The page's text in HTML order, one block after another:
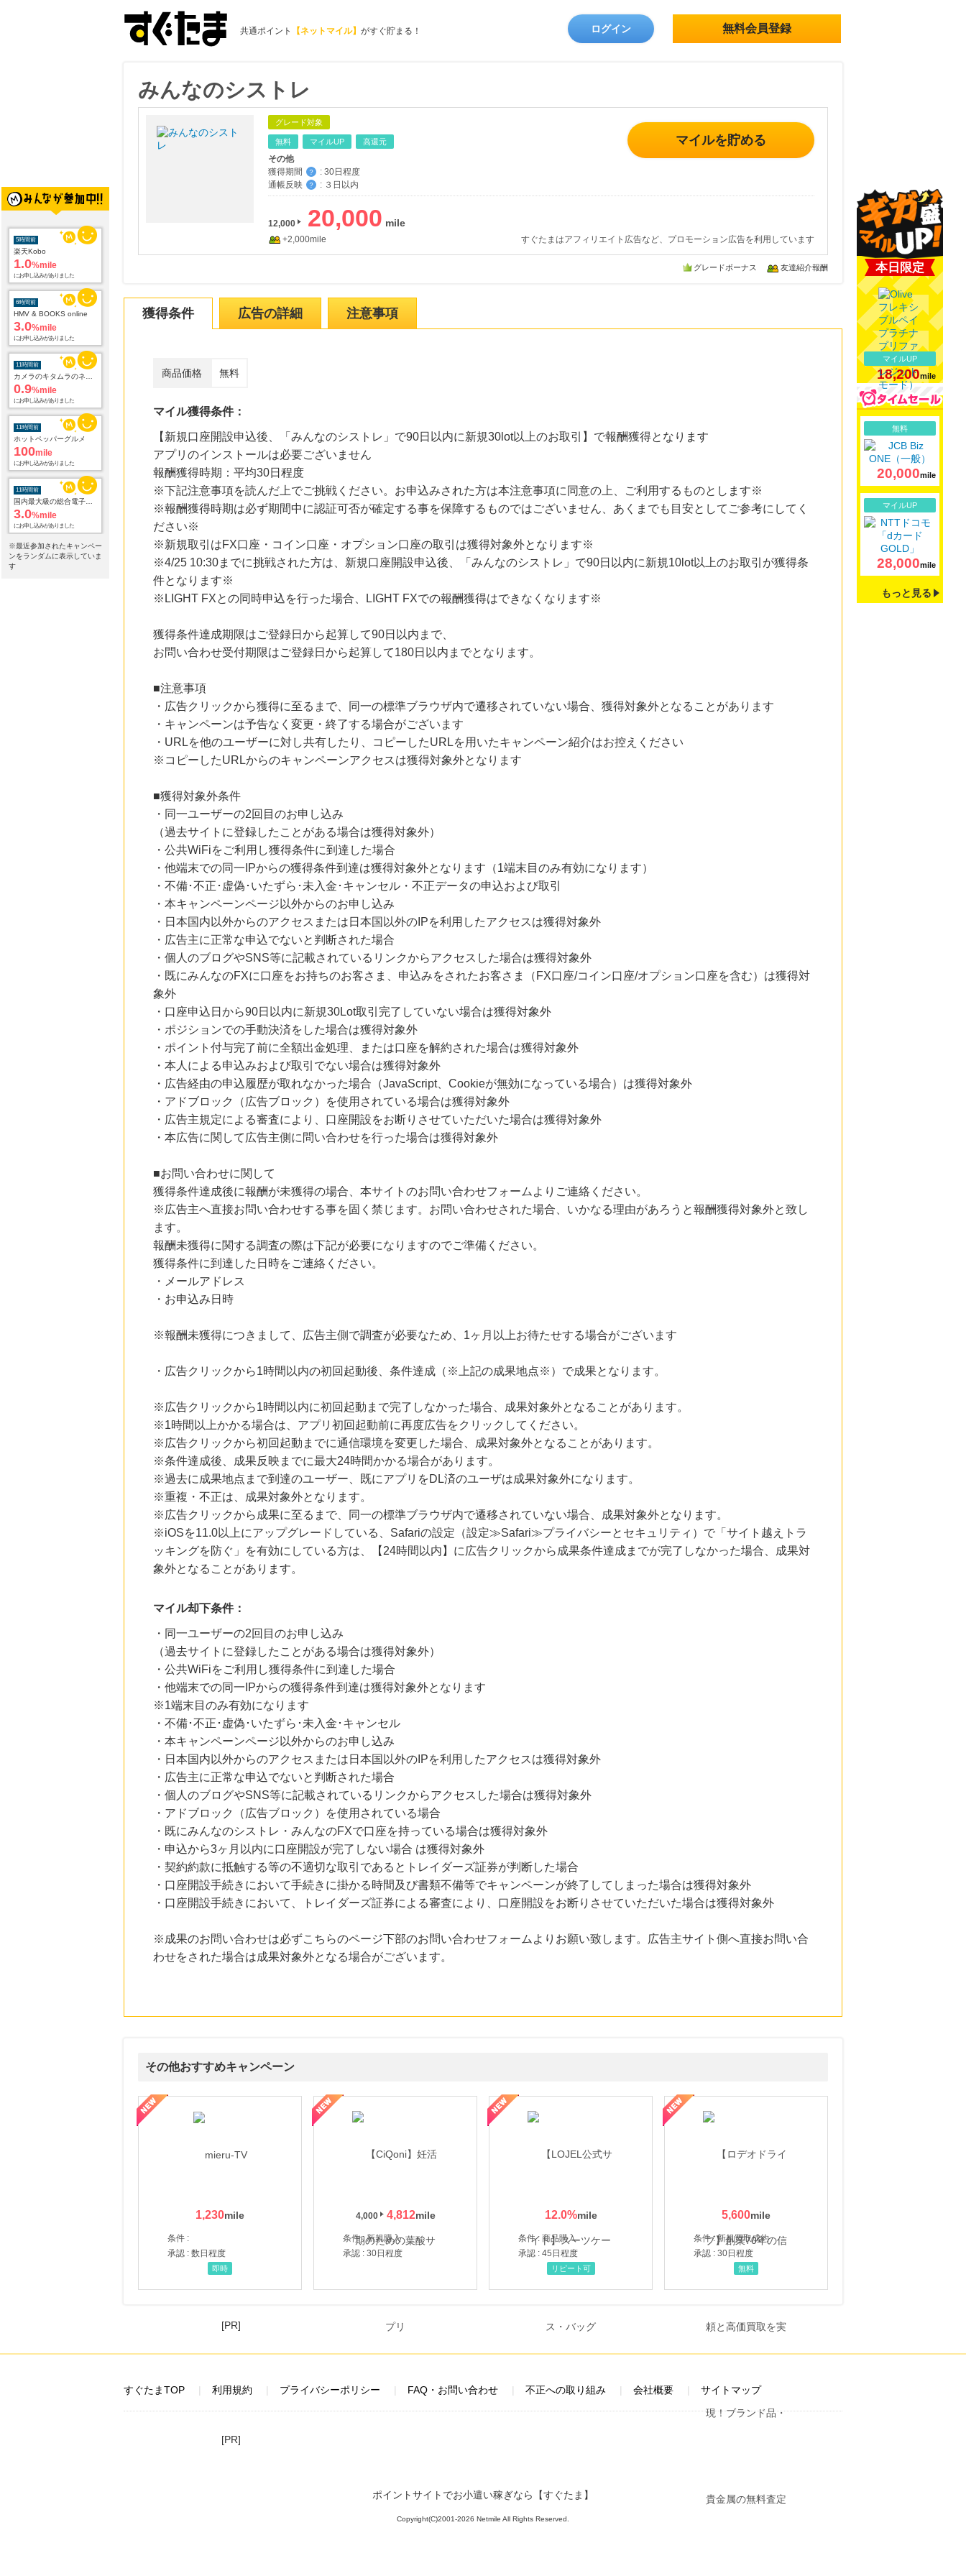
共通ポイント 【ネットマイル】 がすぐ貯まる！ ログイン 無料会員登録
6時間前
HMV & BOOKS online
3.0%mile
にお申し込みがありました
11時間前
カメラのキタムラのネットショップ
0.9%mile
にお申し込みがありました
11時間前
ホットペッパーグルメ
100mile
にお申し込みがありました
11時間前
3.0%mile
にお申し込みがありました
11時間前
Yahoo!ショッピング
2.0%mile
にお申し込みがありました
11時間前
Qoo10
※最近参加されたキャンペー
ンをランダムに表示していま
す
みんなのシストレ
グレード対象
無料 マイルUP 高還元
その他
獲得期間
？ : 30日程度
通帳反映
？ : ３日以内
マイルを貯める
12,000 20,000
+2,000mile すぐたまはアフィリエイト広告など、プロモーション広告を利用しています
グレードボーナス 友達紹介報酬
獲得条件 広告の詳細 注意事項
商品価格 無料
マイル獲得条件：
【新規口座開設申込後、「みんなのシストレ」で90日以内に新規30lot以上のお取引】で報酬獲得となります
アプリのインストールは必要ございません
報酬獲得時期：平均30日程度
※下記注意事項を読んだ上でご挑戦ください。お申込みされた方は本注意事項に同意の上、ご利用するものとします※
※報酬獲得時期は必ず期間中に認証可否が確定する事を保障するものではございません、あくまでも目安としてご参考にしてく
ださい※
※新規取引はFX口座・コイン口座・オプション口座の取引は獲得対象外となります※
※4/25 10:30までに挑戦された方は、新規口座開設申込後、「みんなのシストレ」で90日以内に新規10lot以上のお取引が獲得条
件となります※
※LIGHT FXとの同時申込を行った場合、LIGHT FXでの報酬獲得はできなくなります※
獲得条件達成期限はご登録日から起算して90日以内まで、
お問い合わせ受付期限はご登録日から起算して180日以内までとなります。
■注意事項
・広告クリックから獲得に至るまで、同一の標準ブラウザ内で遷移されていない場合、獲得対象外となることがあります
・キャンペーンは予告なく変更・終了する場合がございます
・URLを他のユーザーに対し共有したり、コピーしたURLを用いたキャンペーン紹介はお控えください
※コピーしたURLからのキャンペーンアクセスは獲得対象外となります
■獲得対象外条件
・同一ユーザーの2回目のお申し込み
（過去サイトに登録したことがある場合は獲得対象外）
・公共WiFiをご利用し獲得条件に到達した場合
・他端末での同一IPからの獲得条件到達は獲得対象外となります（1端末目のみ有効になります）
・不備･不正･虚偽･いたずら･未入金･キャンセル・不正データの申込および取引
・本キャンペーンページ以外からのお申し込み
・日本国内以外からのアクセスまたは日本国以外のIPを利用したアクセスは獲得対象外
・広告主に正常な申込でないと判断された場合
・個人のブログやSNS等に記載されているリンクからアクセスした場合は獲得対象外
・既にみんなのFXに口座をお持ちのお客さま、申込みをされたお客さま（FX口座/コイン口座/オプション口座を含む）は獲得対
象外
・口座申込日から90日以内に新規30Lot取引完了していない場合は獲得対象外
・ポジションでの手動決済をした場合は獲得対象外
・ポイント付与完了前に全額出金処理、または口座を解約された場合は獲得対象外
・本人による申込みおよび取引でない場合は獲得対象外
・広告経由の申込履歴が取れなかった場合（JavaScript、Cookieが無効になっている場合）は獲得対象外
・アドブロック（広告ブロック）を使用されている場合は獲得対象外
・広告主規定による審査により、口座開設をお断りさせていただいた場合は獲得対象外
・本広告に関して広告主側に問い合わせを行った場合は獲得対象外
■お問い合わせに関して
獲得条件達成後に報酬が未獲得の場合、本サイトのお問い合わせフォームよりご連絡ください。
※広告主へ直接お問い合わせする事を固く禁じます。お問い合わせされた場合、いかなる理由があろうと報酬獲得対象外と致し
ます。
報酬未獲得に関する調査の際は下記が必要になりますのでご準備ください。
獲得条件に到達した日時をご連絡ください。
・メールアドレス
・お申込み日時
※報酬未獲得につきまして、広告主側で調査が必要なため、1ヶ月以上お待たせする場合がございます
・広告クリックから1時間以内の初回起動後、条件達成（※上記の成果地点※）で成果となります。
※広告クリックから1時間以内に初回起動まで完了しなかった場合、成果対象外となることがあります。
※1時間以上かかる場合は、アプリ初回起動前に再度広告をクリックしてください。
※広告クリックから初回起動までに通信環境を変更した場合、成果対象外となることがあります。
※条件達成後、成果反映までに最大24時間かかる場合があります。
※過去に成果地点まで到達のユーザー、既にアプリをDL済のユーザは成果対象外になります。
※重複・不正は、成果対象外となります。
※広告クリックから成果に至るまで、同一の標準ブラウザ内で遷移されていない場合、成果対象外となります。
※iOSを11.0以上にアップグレードしている、Safariの設定（設定≫Safari≫プライバシーとセキュリティ）で「サイト越えトラ
ッキングを防ぐ」を有効にしている方は、【24時間以内】に広告クリックから成果条件達成までが完了しなかった場合、成果対
象外となることがあります。
マイル却下条件：
・同一ユーザーの2回目のお申し込み
（過去サイトに登録したことがある場合は獲得対象外）
・公共WiFiをご利用し獲得条件に到達した場合
・他端末での同一IPからの獲得条件到達は獲得対象外となります
※1端末目のみ有効になります
・不備･不正･虚偽･いたずら･未入金･キャンセル
・本キャンペーンページ以外からのお申し込み
・日本国内以外からのアクセスまたは日本国以外のIPを利用したアクセスは獲得対象外
・広告主に正常な申込でないと判断された場合
・個人のブログやSNS等に記載されているリンクからアクセスした場合は獲得対象外
・アドブロック（広告ブロック）を使用されている場合
・既にみんなのシストレ・みんなのFXで口座を持っている場合は獲得対象外
・申込から3ヶ月以内に口座開設が完了しない場合 は獲得対象外
・契約約款に抵触する等の不適切な取引であるとトレイダーズ証券が判断した場合
・口座開設手続きにおいて手続きに掛かる時間及び書類不備等でキャンペーンが終了してしまった場合は獲得対象外
・口座開設手続きにおいて、トレイダーズ証券による審査により、口座開設をお断りさせていただいた場合は獲得対象外
※成果のお問い合わせは必ずこちらのページ下部のお問い合わせフォームよりお願い致します。広告主サイト側へ直接お問い合
わせをされた場合は成果対象外となる場合がございます。
その他おすすめキャンペーン
1,230
条件 :
承認 : 数日程度
即時
4,000 4,812
条件 : 新規購入
承認 : 30日程度
12.0%
条件 : 商品購入
承認 : 45日程度
【LOJEL公式サイト】スーツケース・バッグ
リピート可
5,600
条件 : 新規買取成約
承認 : 30日程度
【ロデオドライブ】創業70年の信頼と高価買取を実現！ブランド品・貴金属の無料査定
無料
本日限定
マイルUP
18,200mile
無料
20,000mile
マイルUP
28,000mile
もっと見る
[PR]
すぐたまTOP 利用規約 プライバシーポリシー FAQ・お問い合わせ 不正への取り組み 会社概要 サイトマップ
[PR]
ポイントサイトでお小遣い稼ぎなら【すぐたま】
Copyright(C)2001-2026 Netmile All Rights Reserved.